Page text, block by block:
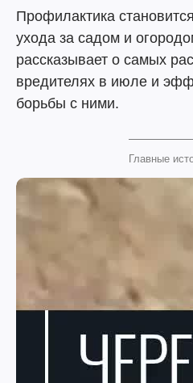
Профилактика
ухода за садом и
рассказывает о самых
вредителях в июле и
борьбы с ними.
Главные